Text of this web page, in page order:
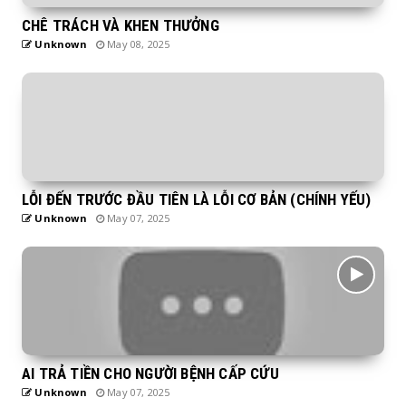
CHÊ TRÁCH VÀ KHEN THƯỞNG
Unknown May 08, 2025
LỖI ĐẾN TRƯỚC ĐẦU TIÊN LÀ LỖI CƠ BẢN (CHÍNH YẾU)
Unknown May 07, 2025
AI TRẢ TIỀN CHO NGƯỜI BỆNH CẤP CỨU
Unknown May 07, 2025